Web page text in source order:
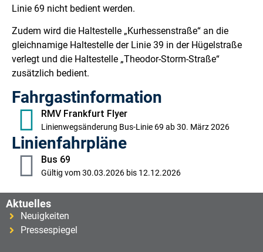
Linie 69 nicht bedient werden.
Zudem wird die Haltestelle „Kurhessenstraße“ an die
gleichnamige Haltestelle der Linie 39 in der Hügelstraße
verlegt und die Haltestelle „Theodor-Storm-Straße“
zusätzlich bedient.
Fahrgastinformation
RMV Frankfurt Flyer
Linienwegsänderung Bus-Linie 69 ab 30. März 2026
Linienfahrpläne
Bus 69
Gültig vom 30.03.2026 bis 12.12.2026
Aktuelles
Neuigkeiten
Pressespiegel